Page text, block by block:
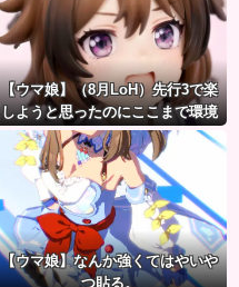
【ウマ娘】（8月LoH）先行3で楽
しようと思ったのにここまで環境
が変わるとは思わなかったのだ…
【ウマ娘】なんか強くてはやいや
つ貼る。